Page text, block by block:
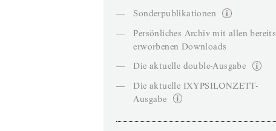
—
Sonderpublikationen
—
Persönliches Archiv mit allen bereits
erworbenen Downloads
—
Die aktuelle double-Ausgabe
—
Die aktuelle IXYPSILONZETT-
Ausgabe